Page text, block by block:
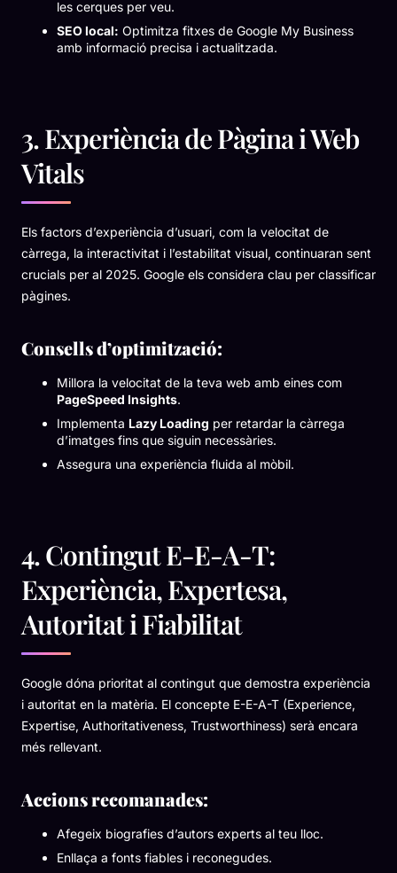
les cerques per veu.
SEO local: Optimitza fitxes de Google My Business
amb informació precisa i actualitzada.
3. Experiència de Pàgina i Web
Vitals
Els factors d’experiència d’usuari, com la velocitat de
càrrega, la interactivitat i l’estabilitat visual, continuaran sent
crucials per al 2025. Google els considera clau per classificar
pàgines.
Consells d’optimització:
Millora la velocitat de la teva web amb eines com
PageSpeed Insights.
Implementa Lazy Loading per retardar la càrrega
d’imatges fins que siguin necessàries.
Assegura una experiència fluida al mòbil.
4. Contingut E-E-A-T:
Experiència, Expertesa,
Autoritat i Fiabilitat
Google dóna prioritat al contingut que demostra experiència
i autoritat en la matèria. El concepte E-E-A-T (Experience,
Expertise, Authoritativeness, Trustworthiness) serà encara
més rellevant.
Accions recomanades:
Afegeix biografies d’autors experts al teu lloc.
Enllaça a fonts fiables i reconegudes.